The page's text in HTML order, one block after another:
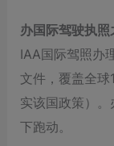
办国际驾驶执
IAA国际驾照办
文件，覆盖全
实该国政策）
下跑动。